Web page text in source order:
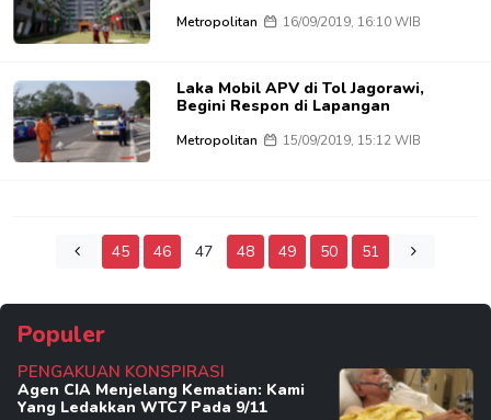
Metropolitan 16/09/2019, 16:10 WIB
Laka Mobil APV di Tol Jagorawi,
Begini Respon di Lapangan
Metropolitan 15/09/2019, 15:12 WIB
45 46 47 48 49 50 51
Populer
PENGAKUAN KONSPIRASI
Agen CIA Menjelang Kematian: Kami
Yang Ledakkan WTC7 Pada 9/11